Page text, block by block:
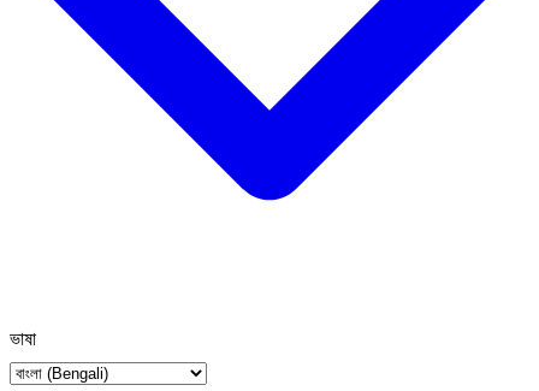
ভাষা